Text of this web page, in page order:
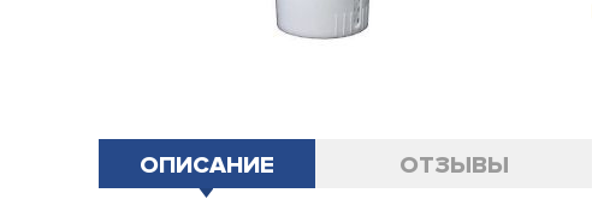
ОПИСАНИЕ ОТЗЫВЫ